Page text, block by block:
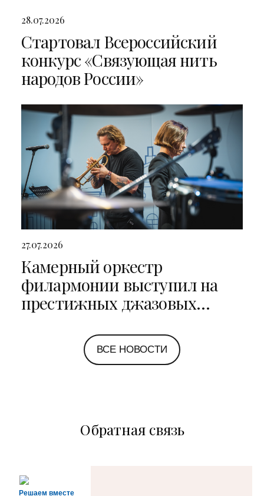
28.07.2026
Стартовал Всероссийский
конкурс «Связующая нить
народов России»
27.07.2026
Камерный оркестр
филармонии выступил на
престижных джазовых
Петербурге и Ярославле
ВСЕ НОВОСТИ
Обратная связь
Решаем вместе